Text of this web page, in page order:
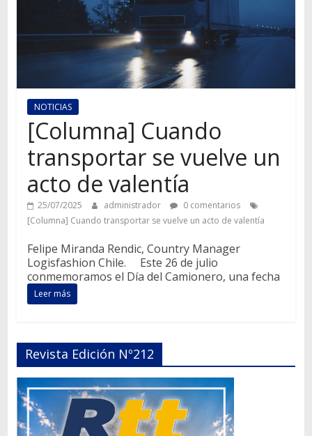
transporte
NOTICIAS
[Columna] Cuando
transportar se vuelve un
acto de valentía
25/07/2025 administrador
0 comentarios
[Columna] Cuando transportar se vuelve un acto de valentía
Felipe Miranda Rendic, Country Manager
Logisfashion Chile. Este 26 de julio
conmemoramos el Día del Camionero, una fecha
Leer más
Revista Edición Nº212